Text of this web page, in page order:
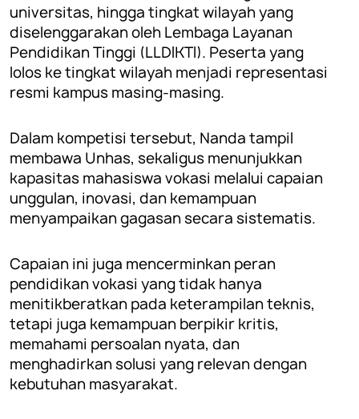
universitas, hingga tingkat wilayah yang
diselenggarakan oleh Lembaga Layanan
Pendidikan Tinggi (LLDIKTI). Peserta yang
lolos ke tingkat wilayah menjadi representasi
resmi kampus masing-masing.
Dalam kompetisi tersebut, Nanda tampil
membawa Unhas, sekaligus menunjukkan
kapasitas mahasiswa vokasi melalui capaian
unggulan, inovasi, dan kemampuan
menyampaikan gagasan secara sistematis.
Capaian ini juga mencerminkan peran
pendidikan vokasi yang tidak hanya
menitikberatkan pada keterampilan teknis,
tetapi juga kemampuan berpikir kritis,
memahami persoalan nyata, dan
menghadirkan solusi yang relevan dengan
kebutuhan masyarakat.